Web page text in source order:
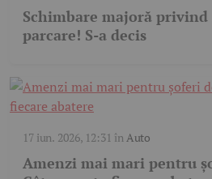
Schimbare majoră
parcare! S-a decis
17 iun. 2026, 12:31 înAuto
Amenzi mai mari pentru